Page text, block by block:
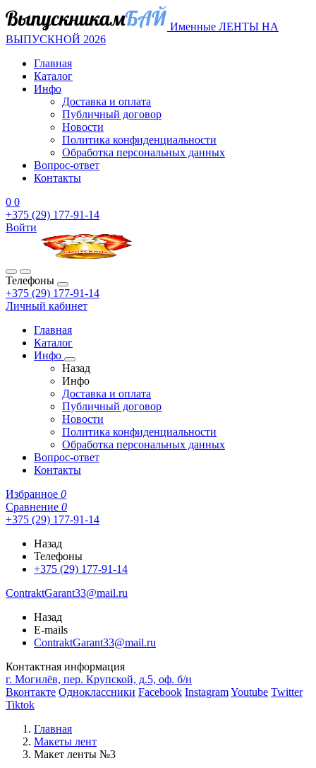
Именные ЛЕНТЫ НА
ВЫПУСКНОЙ 2026
Главная
Каталог
Инфо
Доставка и оплата
Публичный договор
Новости
Политика конфиденциальности
Обработка персональных данных
Вопрос-ответ
Контакты
0 0
+375 (29) 177-91-14
Войти
Телефоны
+375 (29) 177-91-14
Личный кабинет
Главная
Каталог
Инфо
Назад
Инфо
Доставка и оплата
Публичный договор
Новости
Политика конфиденциальности
Обработка персональных данных
Вопрос-ответ
Контакты
Избранное 0
Сравнение 0
+375 (29) 177-91-14
Назад
Телефоны
+375 (29) 177-91-14
ContraktGarant33@mail.ru
Назад
E-mails
ContraktGarant33@mail.ru
Контактная информация
г. Могилёв, пер. Крупской, д.5, оф. б/н
Вконтакте Одноклассники Facebook InstagramYoutube Twitter
Tiktok
Главная
Макеты лент
Макет ленты №3